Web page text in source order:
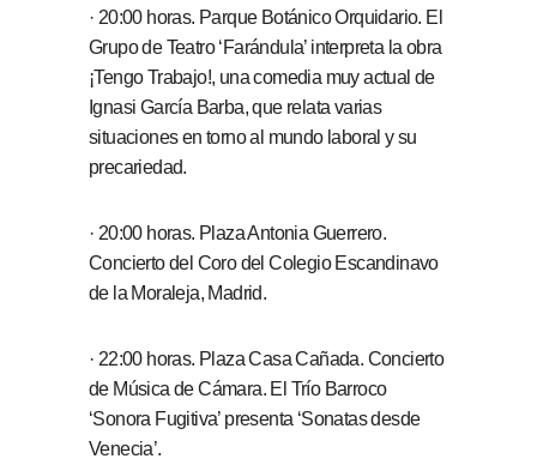
· 20:00 horas. Parque Botánico Orquidario. El
Grupo de Teatro ‘Farándula’ interpreta la obra
¡Tengo Trabajo!, una comedia muy actual de
Ignasi García Barba, que relata varias
situaciones en torno al mundo laboral y su
precariedad.
· 20:00 horas. Plaza Antonia Guerrero.
Concierto del Coro del Colegio Escandinavo
de la Moraleja, Madrid.
· 22:00 horas. Plaza Casa Cañada. Concierto
de Música de Cámara. El Trío Barroco
‘Sonora Fugitiva’ presenta ‘Sonatas desde
Venecia’.